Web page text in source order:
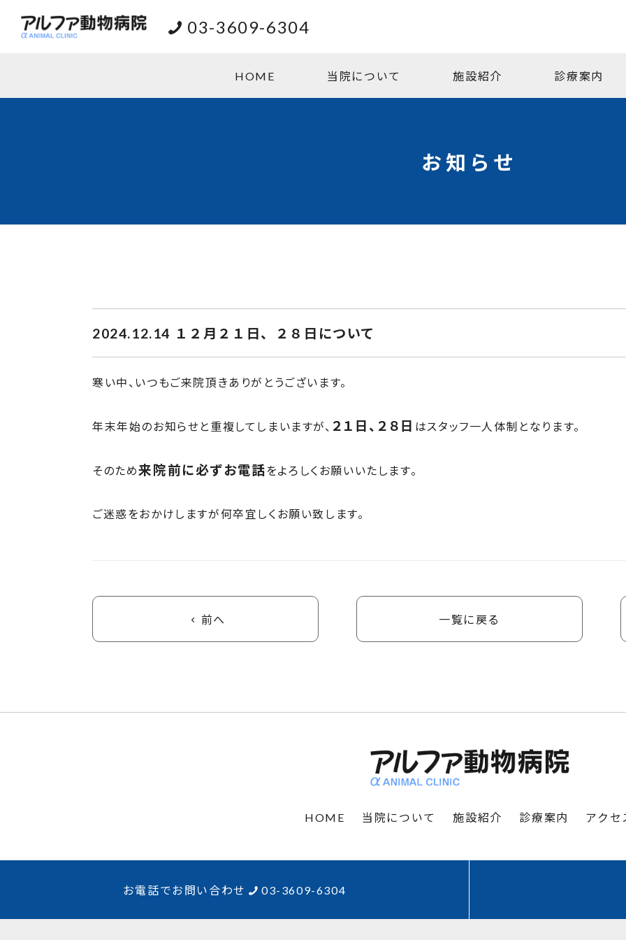
03-3609-6304
HOME 当院について 施設紹介 診療案内
お知らせ
2024.12.14 １２月２１日、２８日について
寒い中、いつもご来院頂きありがとうございます。
年末年始のお知らせと重複してしまいますが、 ２１日、２８日 はスタッフ一人体制となります。
そのため来院前に必ずお電話をよろしくお願いいたします。
ご迷惑をおかけしますが何卒宜しくお願い致します。
前へ 一覧に戻る
HOME 当院について 施設紹介 診療案内 アクセ
お電話でお問い合わせ 03-3609-6304